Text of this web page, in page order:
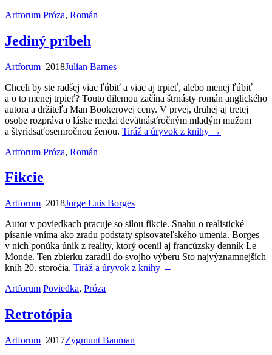
Artforum Próza, Román
Jediný príbeh
Artforum 2018Julian Barnes
Chceli by ste radšej viac ľúbiť a viac aj trpieť, alebo menej ľúbiť
a o to menej trpieť? Touto dilemou začína štrnásty román anglického
autora a držiteľa Man Bookerovej ceny. V prvej, druhej aj tretej
osobe rozpráva o láske medzi devätnásťročným mladým mužom
a štyridsaťosemročnou ženou. Tiráž a úryvok z knihy →
Artforum Próza, Román
Fikcie
Artforum 2018Jorge Luis Borges
Autor v poviedkach pracuje so silou fikcie. Snahu o realistické
písanie vníma ako zradu podstaty spisovateľského umenia. Borges
v nich ponúka únik z reality, ktorý ocenil aj francúzsky denník Le
Monde. Ten zbierku zaradil do svojho výberu Sto najvýznamnejších
kníh 20. storočia. Tiráž a úryvok z knihy →
Artforum Poviedka, Próza
Retrotópia
Artforum 2017Zygmunt Bauman